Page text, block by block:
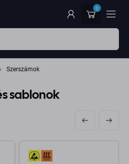
0
Szerszámok
sablonok